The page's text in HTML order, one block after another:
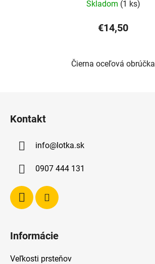
Skladom (1 ks)
€14,50
Čierna oceľová obrúčka
Kontakt
info@lotka.sk
0907 444 131
Informácie
Veľkosti prsteňov